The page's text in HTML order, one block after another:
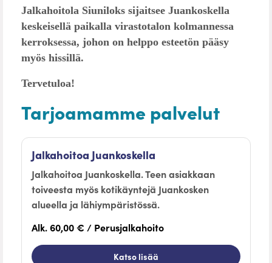
Jalkahoitola Siuniloks sijaitsee Juankoskella
keskeisellä paikalla virastotalon kolmannessa
kerroksessa, johon on helppo esteetön pääsy
myös hissillä.
Tervetuloa!
Tarjoamamme palvelut
Jalkahoitoa Juankoskella
Jalkahoitoa Juankoskella. Teen asiakkaan
toiveesta myös kotikäyntejä Juankosken
alueella ja lähiympäristössä.
Alk. 60,00 € / Perusjalkahoito
Katso lisää